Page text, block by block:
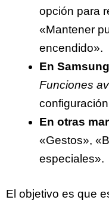
opción para
«Mantener
encendido».
En
Funciones
En otras
«Gestos»,
especiales».
El objetivo es que